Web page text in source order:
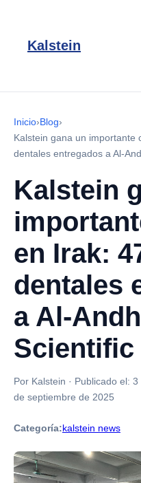
Kalstein
Inicio›Blog›
Kalstein gana un importante
dentales entregados a Al-
Kalstein
en Irak:
dentales
a Al-
Scientific
Por Kalstein · Publicado el: 3
de septiembre de 2025
Categoría:kalstein news